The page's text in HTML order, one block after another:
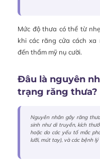
Mức độ thưa có thể từ
khi các răng cửa cách
đến thẩm mỹ nụ cười.
Đâu là nguyên
trạng răng thưa?
Nguyên nhân gây răng
sinh như di truyền, kích
hoặc do các yếu tố mắc
lưỡi, mút tay), và các bệnh lý